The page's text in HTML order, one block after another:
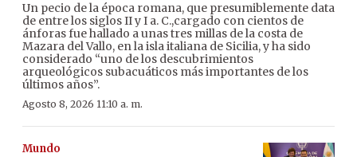
Un pecio de la época romana, que presumiblemente data
de entre los siglos II y I a. C.,cargado con cientos de
ánforas fue hallado a unas tres millas de la costa de
Mazara del Vallo, en la isla italiana de Sicilia, y ha sido
considerado “uno de los descubrimientos
arqueológicos subacuáticos más importantes de los
últimos años”.
Agosto 8, 2026 11:10 a. m.
Mundo